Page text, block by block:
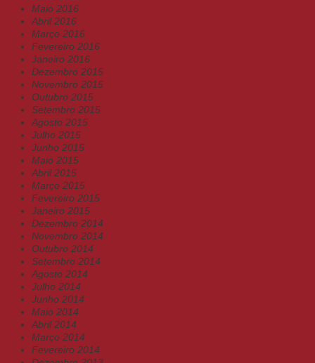
Maio 2016
Abril 2016
Março 2016
Fevereiro 2016
Janeiro 2016
Dezembro 2015
Novembro 2015
Outubro 2015
Setembro 2015
Agosto 2015
Julho 2015
Junho 2015
Maio 2015
Abril 2015
Março 2015
Fevereiro 2015
Janeiro 2015
Dezembro 2014
Novembro 2014
Outubro 2014
Setembro 2014
Agosto 2014
Julho 2014
Junho 2014
Maio 2014
Abril 2014
Março 2014
Fevereiro 2014